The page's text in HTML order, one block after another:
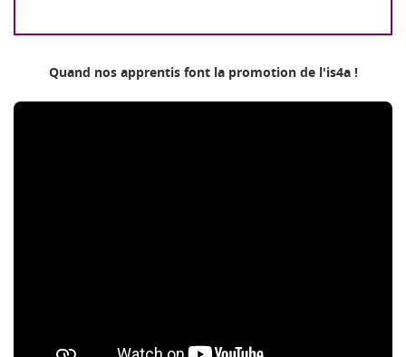
Quand nos apprentis font la promotion de l'is4a !